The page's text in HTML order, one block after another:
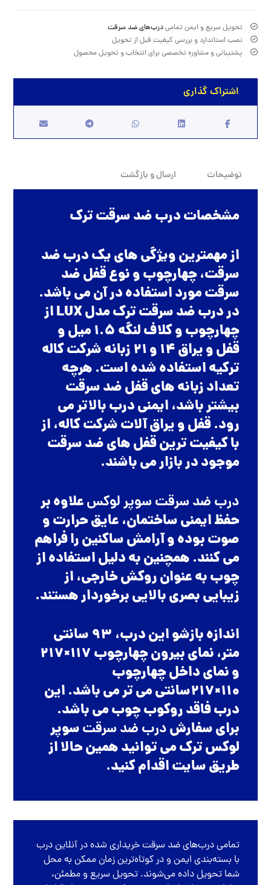
تحویل سریع و ایمن تمامیدرب‌های ضد سرقت
نصب استاندارد و بررسی کیفیت قبل از تحویل
پشتیبانی و مشاوره تخصصی برای انتخاب و تحویل محصول
توضیحات ارسال و بازگشت
مشخصات درب ضد سرقت ترک
از مهمترین ویژگی های یک درب ضد
سرقت، چهارچوب و نوع قفل ضد
سرقت مورد استفاده در آن می باشد.
در درب ضد سرقت ترک مدل LUX از
چهارچوب و کلاف لنگه 1.5 میل و
قفل و یراق 14 و 21 زبانه شرکت کاله
ترکیه استفاده شده است. هرچه
تعداد زبانه های قفل ضد سرقت
بیشتر باشد، ایمنی درب بالاتر می
رود. قفل و یراق آلات شرکت کاله، از
با کیفیت ترین قفل های ضد سرقت
موجود در بازار می باشند.
درب ضد سرقت سوپر لوکسعلاوه بر
حفظ ایمنی ساختمان، عایق حرارت و
صوت بوده و آرامش ساکنین را فراهم
می کنند. همچنین به دلیل استفاده از
چوب به عنوان روکش خارجی، از
زیبایی بصری بالایی برخوردار هستند.
اندازه بازشو این درب، 93 سانتی
متر، نمای بیرون چهارچوب 117×217
و نمای داخل چهارچوب
110×217سانتی می تر می باشد. این
درب فاقد روکوب چوب می باشد.
برای سفارشدرب ضد سرقتسوپر
لوکس ترک می توانید همین حالا از
طریق سایت اقدام کنید.
تمامیدرب‌های ضد سرقتخریداری شده درآنلاین درب
با بسته‌بندی ایمن و در کوتاه‌ترین زمان ممکن به محل
شما تحویل داده می‌شوند. تحویل سریع و مطمئن،